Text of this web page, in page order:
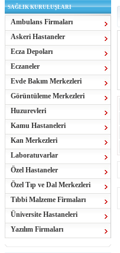
SAĞLIK KURULUŞLARI
Ambulans Firmaları
Askeri Hastaneler
Ecza Depoları
Eczaneler
Evde Bakım Merkezleri
Görüntüleme Merkezleri
Huzurevleri
Kamu Hastaneleri
Kan Merkezleri
Laboratuvarlar
Özel Hastaneler
Özel Tıp ve Dal Merkezleri
Tıbbi Malzeme Firmaları
Üniversite Hastaneleri
Yazılım Firmaları